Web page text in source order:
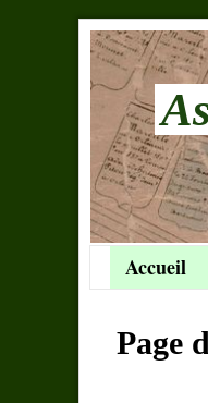
Accueil
Page